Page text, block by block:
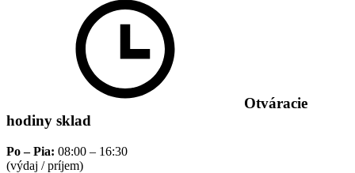
Otváracie
hodiny sklad
Po – Pia: 08:00 – 16:30
(výdaj / príjem)